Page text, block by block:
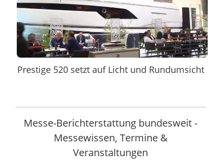
Prestige 520 setzt auf Licht und Rundumsicht
Messe-Berichterstattung bundesweit -
Messewissen, Termine &
Veranstaltungen